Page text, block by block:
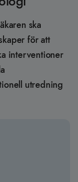
ska
för att
interventioner
utredning